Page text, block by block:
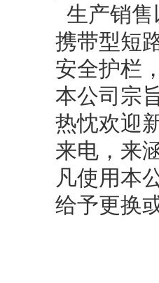
生产销
携带型短
安全护栏
本公司宗
热忱欢迎
来电，来
凡使用本
给予更换